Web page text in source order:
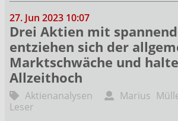
27. Jun 2023 10:07
Drei Aktien mit
entziehen sich der
Marktschwäche und
Allzeithoch
Aktienanalysen Marius
Leser